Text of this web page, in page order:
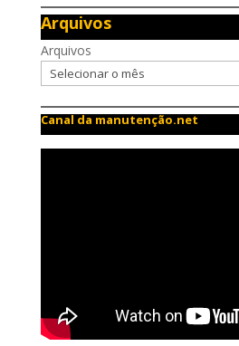
Arquivos
Arquivos
Canal da manutenção.net